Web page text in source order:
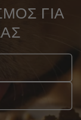
ΓΙΑ